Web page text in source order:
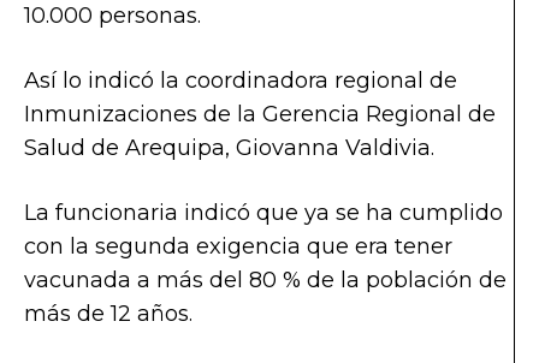
10.000 personas.
Así lo indicó la coordinadora regional de
Inmunizaciones de la Gerencia Regional de
Salud de Arequipa, Giovanna Valdivia.
La funcionaria indicó que ya se ha cumplido
con la segunda exigencia que era tener
vacunada a más del 80 % de la población de
más de 12 años.